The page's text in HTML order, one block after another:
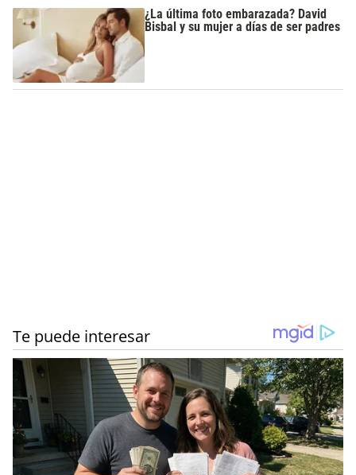
¿La última foto embarazada? David
Bisbal y su mujer a días de ser padres